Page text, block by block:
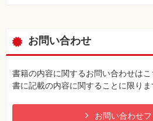
$stmt->bindParam(":title",
$stmt->bindParam(":auth",
$stmt->bindParam(":pub",
[正]
$stmt->bindValue(":title",
$stmt->bindValue(":pub",
お問い合わせ
書籍の内容に関するお問い合わせは
書に記載の内容に関することに限りま
お問い合わせ